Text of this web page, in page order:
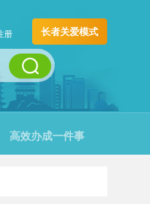
册 长者关爱模式
高效办成一件事